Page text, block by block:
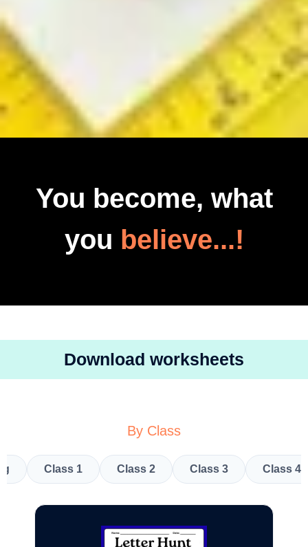
You become, what
you believe...!
Download worksheets
By Class
Class 1 Class 2 Class 3 Class 4